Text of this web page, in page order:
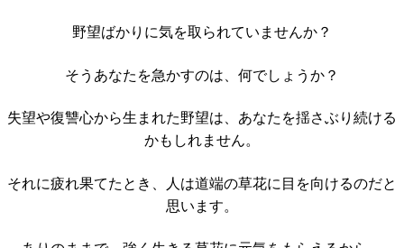
野望ばかりに気を取られていませんか？
そうあなたを急かすのは、何でしょうか？
失望や復讐心から生まれた野望は、あなたを揺さぶり続ける
かもしれません。
それに疲れ果てたとき、人は道端の草花に目を向けるのだと
思います。